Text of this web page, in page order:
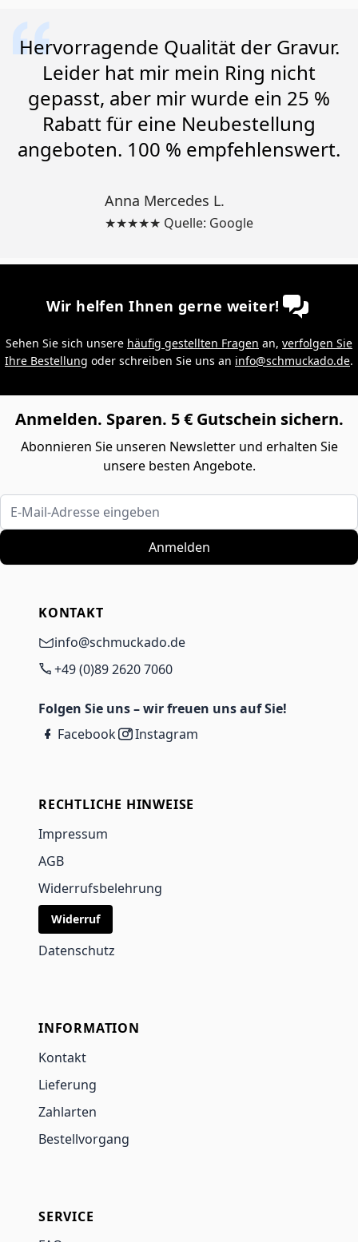
Hervorragende Qualität der Gravur.
Leider hat mir mein Ring nicht
gepasst, aber mir wurde ein 25 %
Rabatt für eine Neubestellung
angeboten. 100 % empfehlenswert.
Anna Mercedes L.
★★★★★ Quelle: Google
Wir helfen Ihnen gerne weiter!
Sehen Sie sich unsere häufig gestellten Fragen an, verfolgen Sie
Ihre Bestellung oder schreiben Sie uns an info@schmuckado.de.
Anmelden. Sparen. 5 € Gutschein sichern.
Abonnieren Sie unseren Newsletter und erhalten Sie
unsere besten Angebote.
E-Mail-Adresse eingeben
Anmelden
KONTAKT
info@schmuckado.de
+49 (0)89 2620 7060
Folgen Sie uns – wir freuen uns auf Sie!
Facebook
Instagram
RECHTLICHE HINWEISE
Impressum
AGB
Widerrufsbelehrung
Widerruf
Datenschutz
INFORMATION
Kontakt
Lieferung
Zahlarten
Bestellvorgang
SERVICE